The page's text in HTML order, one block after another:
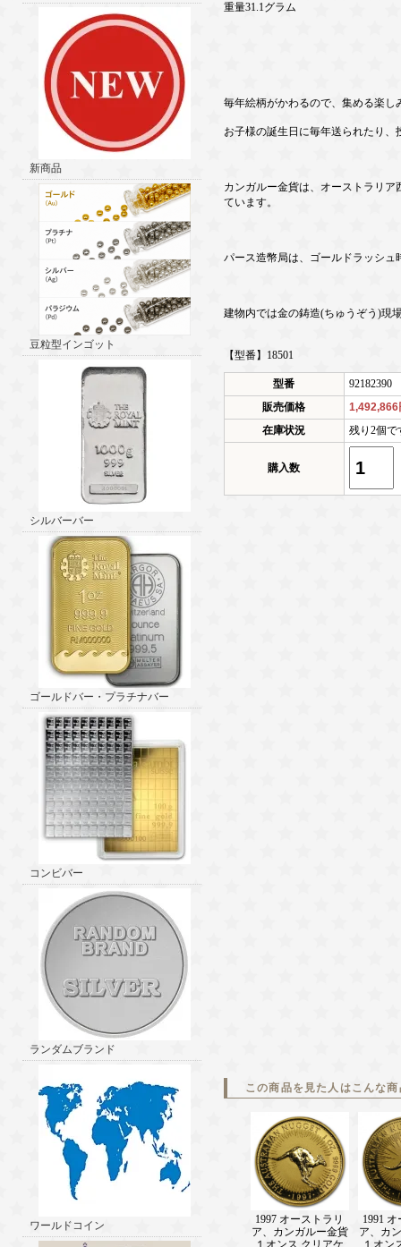
新商品
豆粒型インゴット
シルバーバー
ゴールドバー・プラチナバー
コンビバー
ランダムブランド
ワールドコイン
重量31.1グラム
毎年絵柄がかわるので、集める楽し
お子様の誕生日に毎年送られたり、
カンガルー金貨は、オーストラリ
ています。
パース造幣局は、ゴールドラッシ
建物内では金の鋳造(ちゅうぞう)現
【型番】18501
型番
92182390
販売価格
1,492,866
在庫状況
残り2個で
購入数
この商品を見た人はこんな
1997 オーストラリ
ア、カンガルー金貨
１オンス クリアケ
1991
ア、カ
１オン